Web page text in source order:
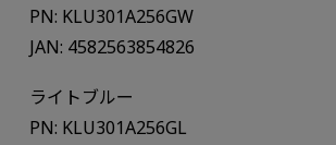
PN: KLU301A256GW
JAN: 4582563854826
ライトブルー
PN: KLU301A256GL